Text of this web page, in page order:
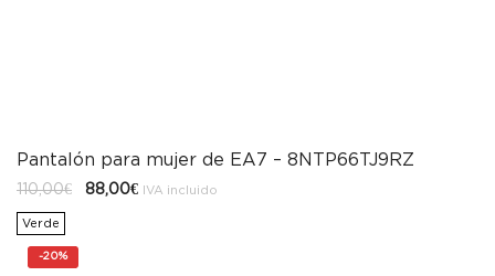
Pantalón para mujer de EA7 – 8NTP66TJ9RZ
110,00€
El
110,00€.
88,00€ElIVA incluido
Verde
-20%